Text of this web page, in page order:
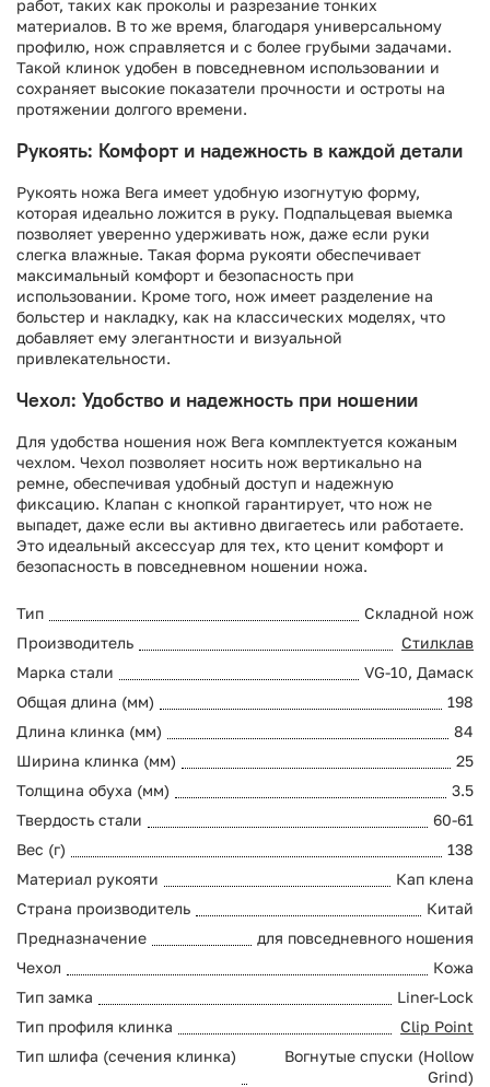
работ, таких как проколы и разрезание тонких
материалов. В то же время, благодаря универсальному
профилю, нож справляется и с более грубыми задачами.
Такой клинок удобен в повседневном использовании и
сохраняет высокие показатели прочности и остроты на
протяжении долгого времени.
Рукоять: Комфорт и надежность в каждой детали
Рукоять ножа Вега имеет удобную изогнутую форму,
которая идеально ложится в руку. Подпальцевая выемка
позволяет уверенно удерживать нож, даже если руки
слегка влажные. Такая форма рукояти обеспечивает
максимальный комфорт и безопасность при
использовании. Кроме того, нож имеет разделение на
больстер и накладку, как на классических моделях, что
добавляет ему элегантности и визуальной
привлекательности.
Чехол: Удобство и надежность при ношении
Для удобства ношения нож Вега комплектуется кожаным
чехлом. Чехол позволяет носить нож вертикально на
ремне, обеспечивая удобный доступ и надежную
фиксацию. Клапан с кнопкой гарантирует, что нож не
выпадет, даже если вы активно двигаетесь или работаете.
Это идеальный аксессуар для тех, кто ценит комфорт и
безопасность в повседневном ношении ножа.
Тип
Складной нож
Производитель
Стилклав
Марка стали
VG-10, Дамаск
Общая длина (мм)
198
Длина клинка (мм)
84
Ширина клинка (мм)
25
Толщина обуха (мм)
3.5
Твердость стали
60-61
Вес (г)
138
Материал рукояти
Кап клена
Страна производитель
Китай
Предназначение
для повседневного ношения
Чехол
Кожа
Тип замка
Liner-Lock
Тип профиля клинка
Clip Point
Тип шлифа (сечения клинка)
Вогнутые спуски (Hollow
Grind)